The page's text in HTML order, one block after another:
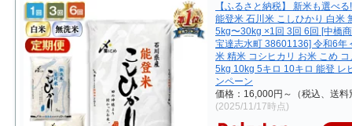
【ふるさと納税】 新米も選べ
能登米 石川米 こしひかり 白米
5kg〜30kg ×1回 3回 6回 [中橋
宝達志水町 38601136] 令和6年
米 精米 コシヒカリ お米 こめ コ
5kg 10kg 5キロ 10キロ 能登 レ
ンペーン
価格：16,000円～（税込、送料
(2025/11/17時点)